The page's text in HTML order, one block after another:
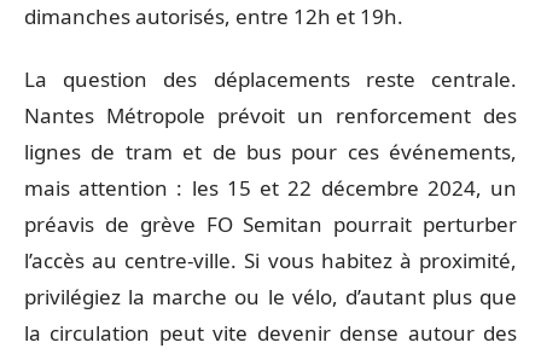
dimanches autorisés, entre 12h et 19h.
La question des déplacements reste centrale.
Nantes Métropole prévoit un renforcement des
lignes de tram et de bus pour ces événements,
mais attention : les 15 et 22 décembre 2024, un
préavis de grève FO Semitan pourrait perturber
l’accès au centre-ville. Si vous habitez à proximité,
privilégiez la marche ou le vélo, d’autant plus que
la circulation peut vite devenir dense autour des